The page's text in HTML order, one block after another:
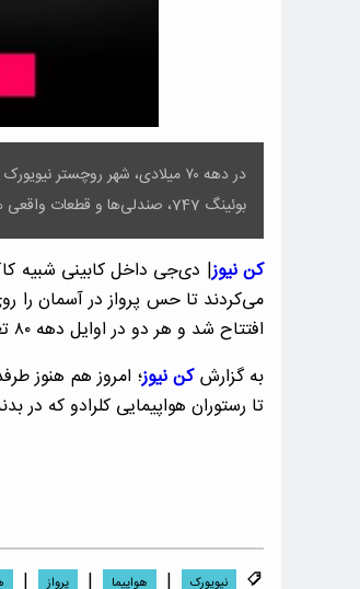
بوئینگ 747، صندلی‌ها و قطعات واقعی هواپیما و ورودی شبیه گیت پرواز!
کن نیوز| دی‌جی داخل کابینی شبیه
افتتاح شد و هر دو در اوایل دهه‌ ۸۰ تعطیل شدند.
به گزارشکن نیوز
تا رستوران هواپیمایی کلرادو که
نیویورک | هواپیما | پرواز |